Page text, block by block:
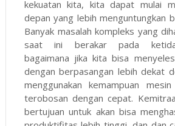
kekuatan kita, kita dapat mulai
depan yang lebih menguntungkan
Banyak masalah kompleks yang
saat ini berakar pada
bagaimana jika kita bisa
dengan berpasangan lebih dekat
menggunakan kemampuan
terobosan dengan cepat.
bertujuan untuk akan bisa